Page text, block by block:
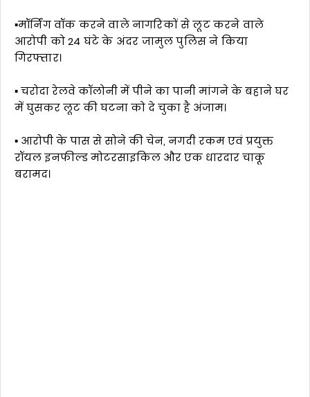
▪️मॉर्निंग वॉक करने वाले नागरिकों से लूट करने वाले
आरोपी को 24 घंटे के अंदर जामुल पुलिस ने किया
गिरफ्तार।
▪️ चरोदा रेलवे कॉलोनी में पीने का पानी मांगने के बहाने घर
में घुसकर लूट की घटना को दे चुका है अंजाम।
▪️ आरोपी के पास से सोने की चेन, नगदी रकम एवं प्रयुक्त
रॉयल इनफील्ड मोटरसाइकिल और एक धारदार चाकू
बरामद।